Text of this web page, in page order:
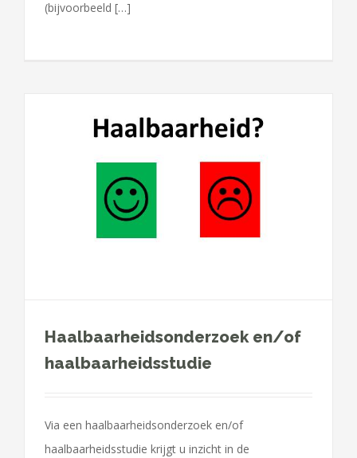
(bijvoorbeeld […]
Haalbaarheidsonderzoek en/of
haalbaarheidsstudie
Via een haalbaarheidsonderzoek en/of
haalbaarheidsstudie krijgt u inzicht in de